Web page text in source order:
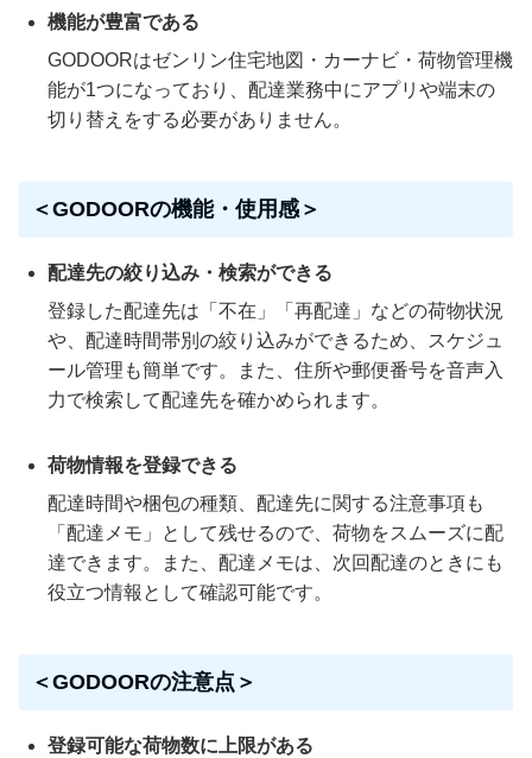
機能が豊富である
GODOORはゼンリン住宅地図・カーナビ・荷物管理機
能が1つになっており、配達業務中にアプリや端末の
切り替えをする必要がありません。
＜GODOORの機能・使用感＞
配達先の絞り込み・検索ができる
登録した配達先は「不在」「再配達」などの荷物状況
や、配達時間帯別の絞り込みができるため、スケジュ
ール管理も簡単です。また、住所や郵便番号を音声入
力で検索して配達先を確かめられます。
荷物情報を登録できる
配達時間や梱包の種類、配達先に関する注意事項も
「配達メモ」として残せるので、荷物をスムーズに配
達できます。また、配達メモは、次回配達のときにも
役立つ情報として確認可能です。
＜GODOORの注意点＞
登録可能な荷物数に上限がある